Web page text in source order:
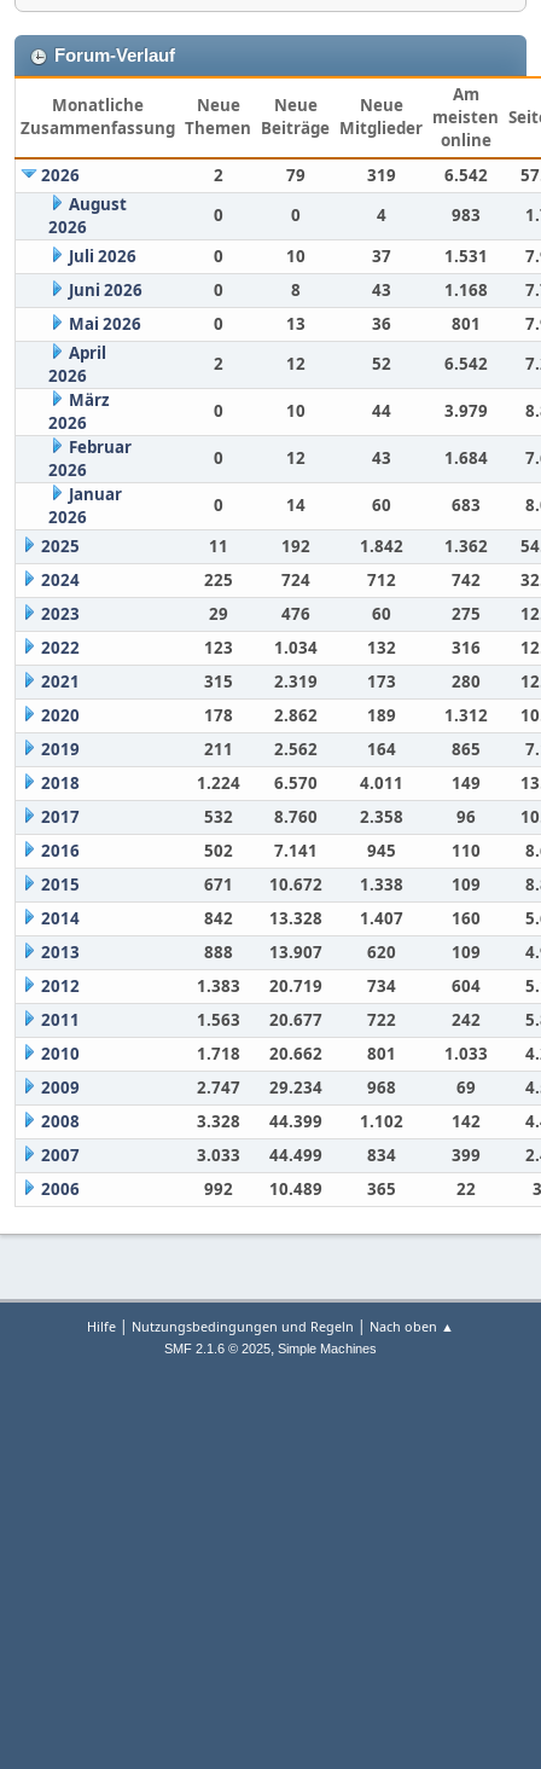
Forum-Verlauf
Monatliche
Zusammenfassung
Neue
Themen
Neue
Beiträge
Neue
Mitglieder
Am
meisten
online
2026 2 79 319 6.542
August
2026
0 0 4 983
Juli 2026
0 10 37 1.531
Juni 2026
0 8 43 1.168
Mai 2026
0 13 36 801
April
2026
2 12 52 6.542
März
2026
0 10 44 3.979
Februar
2026
0 12 43 1.684
Januar
2026
0 14 60 683
2025
11 192 1.842 1.362
2024
225 724 712 742
2023
29 476 60 275
2022
123 1.034 132 316
2021
315 2.319 173 280
2020
178 2.862 189 1.312
2019
211 2.562 164 865
2018
1.224 6.570 4.011 149
2017
532 8.760 2.358 96
2016
502 7.141 945 110
2015
671 10.672 1.338 109
2014
842 13.328 1.407 160
2013
888 13.907 620 109
2012
1.383 20.719 734 604
2011
1.563 20.677 722 242
2010
1.718 20.662 801 1.033
2009
2.747 29.234 968 69
2008
3.328 44.399 1.102 142
2007
3.033 44.499 834 399
2006
992 10.489 365 22
Hilfe | Nutzungsbedingungen und Regeln | Nach oben ▲
SMF 2.1.6 © 2025, Simple Machines